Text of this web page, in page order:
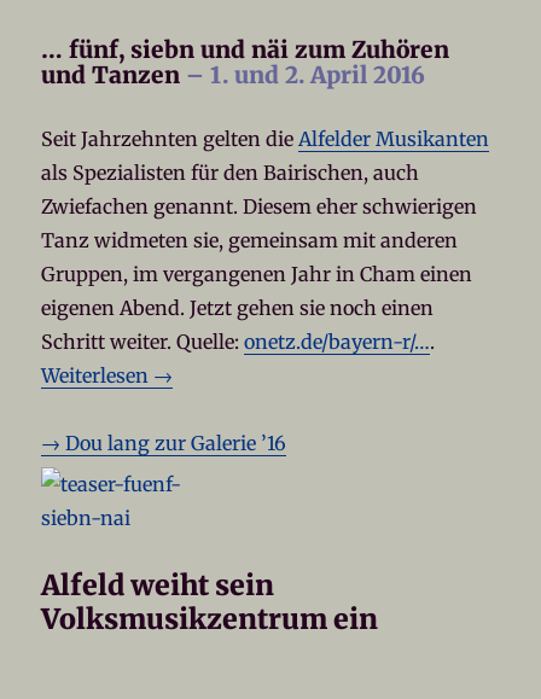
… fünf, siebn und näi zum Zuhören
und Tanzen – 1. und 2. April 2016
Seit Jahrzehnten gelten die Alfelder Musikanten
als Spezialisten für den Bairischen, auch
Zwiefachen genannt. Diesem eher schwierigen
Tanz widmeten sie, gemeinsam mit anderen
Gruppen, im vergangenen Jahr in Cham einen
eigenen Abend. Jetzt gehen sie noch einen
Schritt weiter. Quelle:onetz.de/bayern-r/….
Weiterlesen →
→ Dou lang zur Galerie ’16
Alfeld weiht sein
Volksmusikzentrum ein